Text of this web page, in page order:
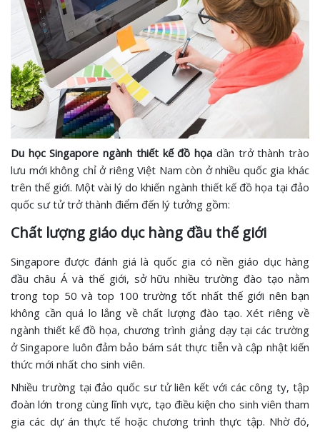
Du học Singapore ngành thiết kế đồ họa dần trở thành trào
lưu mới không chỉ ở riêng Việt Nam còn ở nhiều quốc gia khác
trên thế giới. Một vài lý do khiến ngành thiết kế đồ họa tại đảo
quốc sư tử trở thành điểm đến lý tưởng gồm:
Chất lượng giáo dục hàng đầu thế giới
Singapore được đánh giá là quốc gia có nền giáo dục hàng
đầu châu Á và thế giới, sở hữu nhiều trường đào tạo nằm
trong top 50 và top 100 trường tốt nhất thế giới nên bạn
không cần quá lo lắng về chất lượng đào tạo. Xét riêng về
ngành thiết kế đồ họa, chương trình giảng dạy tại các trường
ở Singapore luôn đảm bảo bám sát thực tiễn và cập nhật kiến
thức mới nhất cho sinh viên.
Nhiều trường tại đảo quốc sư tử liên kết với các công ty, tập
đoàn lớn trong cùng lĩnh vực, tạo điều kiện cho sinh viên tham
gia các dự án thực tế hoặc chương trình thực tập. Nhờ đó,